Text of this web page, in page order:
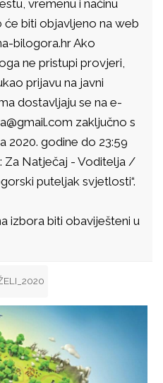
vremenu i načinu
biti objavljeno na web
bilogora.hr Ako
ne pristupi provjeri,
prijavu na javni
dostavljaju se na e-
zaključno s
2020. godine do 23:59
Za Natječaj - Voditelja /
puteljak svjetlosti“.
izbora biti obaviješteni u